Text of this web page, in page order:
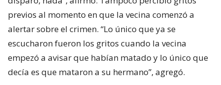
previos al momento en que la vecina comenzó a
alertar sobre el crimen. “Lo único que ya se
escucharon fueron los gritos cuando la vecina
empezó a avisar que habían matado y lo único que
decía es que mataron a su hermano”, agregó.